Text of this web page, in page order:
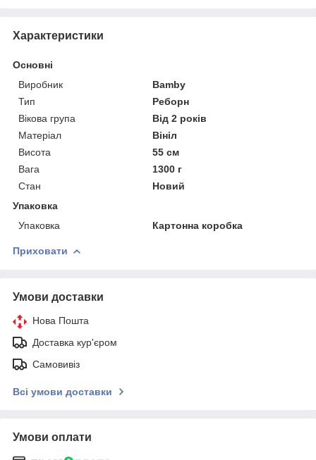
Характеристики
Основні
Виробник
Bamby
Тип
Реборн
Вікова група
Від 2 років
Матеріал
Вініл
Висота
55 см
Вага
1300 г
Стан
Новий
Упаковка
Упаковка
Картонна коробка
Приховати
Умови доставки
Нова Пошта
Доставка кур'єром
Самовивіз
Всі умови доставки
Умови оплати